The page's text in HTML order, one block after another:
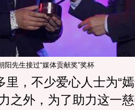
阳先生接过“媒体贡献奖”奖杯
，不少爱心人士为“
之外，为了助力这一